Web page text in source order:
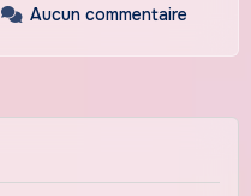
Aucun commentaire